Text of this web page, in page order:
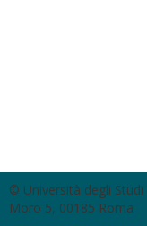
© Università degli
Moro 5, 00185 Roma